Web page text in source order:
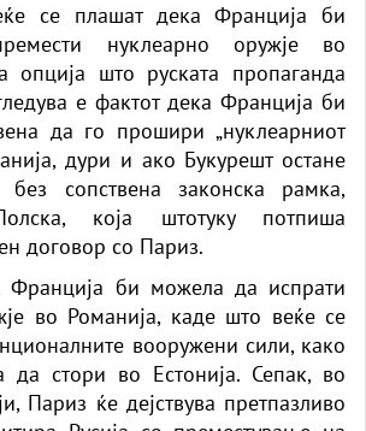
се плашат дека Франција би
нуклеарно оружје во
опција што руската пропаганда
е фактот дека Франција би
да го прошири „нуклеарниот
дури и ако Букурешт остане
без сопствена законска рамка,
која штотуку потпиша
договор со Париз.
Франција би можела да испрати
во Романија, каде што веќе се
вооружени сили, како
стори во Естонија. Сепак, во
Париз ќе дејствува претпазливо